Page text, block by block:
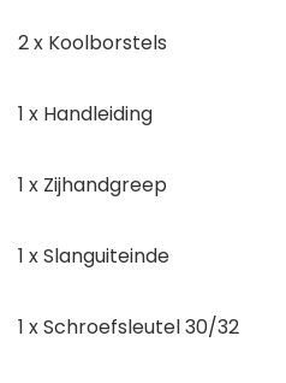
2 x Koolborstels
1 x Handleiding
1 x Zijhandgreep
1 x Slanguiteinde
1 x Schroefsleutel 30/32